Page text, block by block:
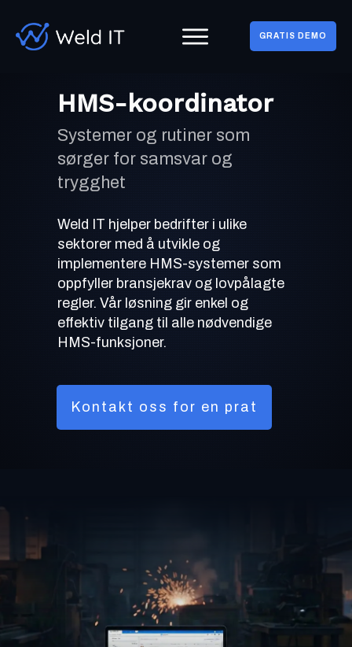
GRATIS DEMO
HMS-koordinator
Systemer og rutiner som
sørger for samsvar og
trygghet
Weld IT hjelper bedrifter i ulike
sektorer med å utvikle og
implementere HMS-systemer som
oppfyller bransjekrav og lovpålagte
regler. Vår løsning gir enkel og
effektiv tilgang til alle nødvendige
HMS-funksjoner.
Kontakt oss for en prat